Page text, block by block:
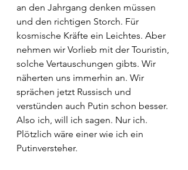
an den Jahrgang denken müssen
und den richtigen Storch. Für
kosmische Kräfte ein Leichtes. Aber
nehmen wir Vorlieb mit der Touristin,
solche Vertauschungen gibts. Wir
näherten uns immerhin an. Wir
sprächen jetzt Russisch und
verstünden auch Putin schon besser.
Also ich, will ich sagen. Nur ich.
Plötzlich wäre einer wie ich ein
Putinversteher.